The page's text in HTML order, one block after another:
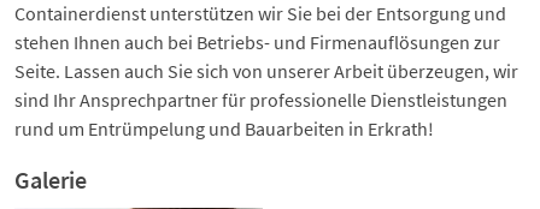
Containerdienst unterstützen wir Sie bei der Entsorgung und
stehen Ihnen auch bei Betriebs- und Firmenauflösungen zur
Seite. Lassen auch Sie sich von unserer Arbeit überzeugen, wir
sind Ihr Ansprechpartner für professionelle Dienstleistungen
rund um Entrümpelung und Bauarbeiten in Erkrath!
Galerie